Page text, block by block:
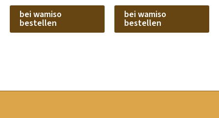
bei wamiso
bestellen
bei wamiso
bestellen